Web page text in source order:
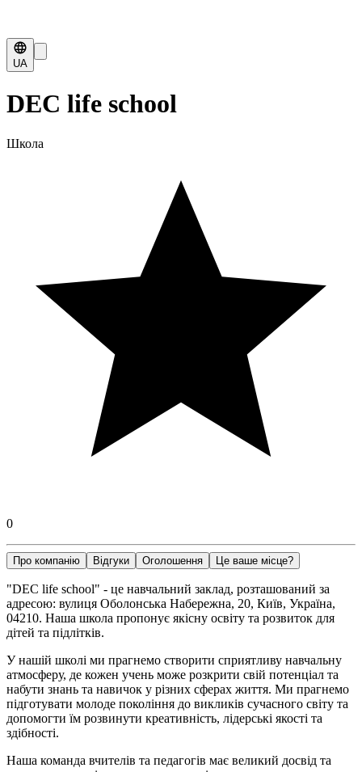
UA
DEC life school
Школа
0
Про компанію Відгуки Оголошення Це ваше місце?
"DEC life school" - це навчальний заклад, розташований за
адресою: вулиця Оболонська Набережна, 20, Київ, Україна,
04210. Наша школа пропонує якісну освіту та розвиток для
дітей та підлітків.
У нашій школі ми прагнемо створити сприятливу навчальну
атмосферу, де кожен учень може розкрити свій потенціал та
набути знань та навичок у різних сферах життя. Ми прагнемо
підготувати молоде покоління до викликів сучасного світу та
допомогти їм розвинути креативність, лідерські якості та
здібності.
Наша команда вчителів та педагогів має великий досвід та